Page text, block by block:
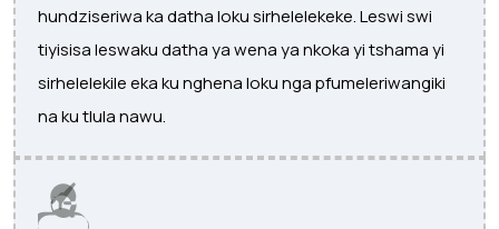
hundziseriwa ka datha loku sirhelelekeke. Leswi swi
tiyisisa leswaku datha ya wena ya nkoka yi tshama yi
sirhelelekile eka ku nghena loku nga pfumeleriwangiki
na ku tlula nawu.